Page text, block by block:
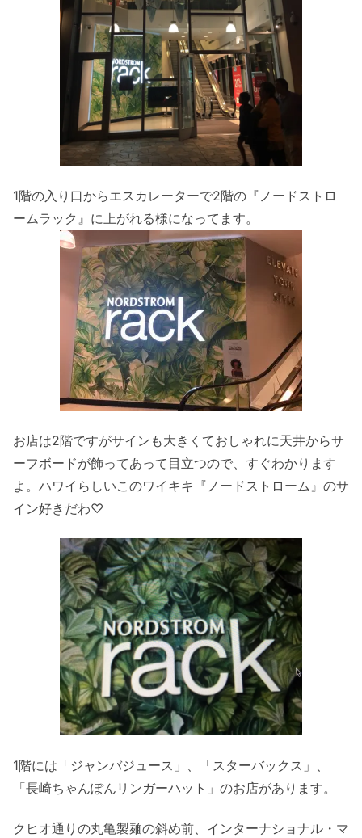
1階の入り口からエスカレーターで2階の『ノードストロ
ームラック』に上がれる様になってます。
お店は2階ですがサインも大きくておしゃれに天井からサ
ーフボードが飾ってあって目立つので、すぐわかります
よ。ハワイらしいこのワイキキ『ノードストローム』のサ
イン好きだわ♡
1階には「ジャンバジュース」、「スターバックス」、
「長崎ちゃんぽんリンガーハット」のお店があります。
クヒオ通りの丸亀製麺の斜め前、インターナショナル・マ